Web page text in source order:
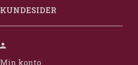
KUNDESIDER
Min konto